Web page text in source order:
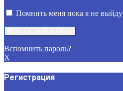
Помнить меня пока я не выйду
Вспомнить пароль?
X
Регистрация